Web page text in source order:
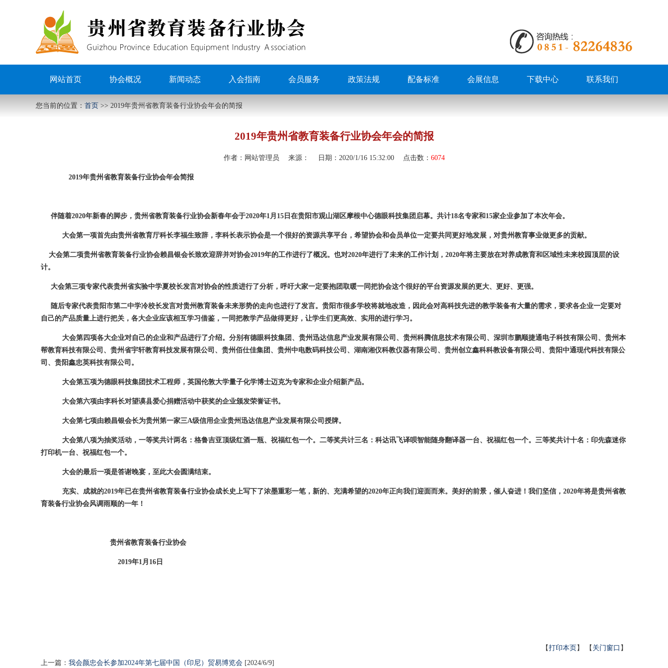
网站首页 协会概况 新闻动态 入会指南 会员服务 政策法规 配备标准 会展信息 下载中心 联系我们
您当前的位置： 首页 >> 2019年贵州省教育装备行业协会年会的简报
2019年贵州省教育装备行业协会年会的简报
作者： 网站管理员 来源： 日期： 2020/1/16 15:32:00点击数： 6074
2019年贵州省教育装备行业协会年会简报
伴随着2020年新春的脚步，贵州省教育装备行业协会新春年会于2020年1月15日在贵阳市观山湖区摩根中心德眼科技集团启幕。共计18名专家和15家企业参加了本次年会。
大会第一项首先由贵州省教育厅科长李福生致辞，李科长表示协会是一个很好的资源共享平台，希望协会和会员单位一定要共同更好地发展，对贵州教育事业做更多的贡献。
大会第二项贵州省教育装备行业协会赖昌银会长致欢迎辞并对协会2019年的工作进行了概况。也对2020年进行了未来的工作计划，2020年将主要放在对养成教育和区域性未来校园顶层的设
计。
大会第三项专家代表贵州省实验中学夏校长发言对协会的性质进行了分析，呼吁大家一定要抱团取暖一同把协会这个很好的平台资源发展的更大、更好、更强。
随后专家代表贵阳市第二中学冷校长发言对贵州教育装备未来形势的走向也进行了发言。贵阳市很多学校将就地改造，因此会对高科技先进的教学装备有大量的需求，要求各企业一定要对
自己的产品质量上进行把关，各大企业应该相互学习借鉴，一同把教学产品做得更好，让学生们更高效、实用的进行学习。
大会第四项各大企业对自己的企业和产品进行了介绍。分别有德眼科技集团、贵州迅达信息产业发展有限公司、贵州科腾信息技术有限公司、深圳市鹏顺捷通电子科技有限公司、贵州本
帮教育科技有限公司、贵州省宇轩教育科技发展有限公司、贵州佰仕佳集团、贵州中电数码科技公司、湖南湘仪科教仪器有限公司、贵州创立鑫科科教设备有限公司、贵阳中通现代科技有限公
司、贵阳鑫忠英科技有限公司。
大会第五项为德眼科技集团技术工程师，英国伦敦大学量子化学博士迈克为专家和企业介绍新产品。
大会第六项由李科长对望谟县爱心捐赠活动中获奖的企业颁发荣誉证书。
大会第七项由赖昌银会长为贵州第一家三A级信用企业贵州迅达信息产业发展有限公司授牌。
大会第八项为抽奖活动，一等奖共计两名：格鲁吉亚顶级红酒一瓶、祝福红包一个。二等奖共计三名：科达讯飞译呗智能随身翻译器一台、祝福红包一个。三等奖共计十名：印先森迷你
打印机一台、祝福红包一个。
大会的最后一项是答谢晚宴，至此大会圆满结束。
充实、成就的2019年已在贵州省教育装备行业协会成长史上写下了浓墨重彩一笔，新的、充满希望的2020年正向我们迎面而来。美好的前景，催人奋进！我们坚信，2020年将是贵州省教
育装备行业协会风调雨顺的一年！
贵州省教育装备行业协会
2019年1月16日
【打印本页 】 【 关门窗口 】
上一篇： 我会颜忠会长参加2024年第七届中国（印尼）贸易博览会 [2024/6/9]